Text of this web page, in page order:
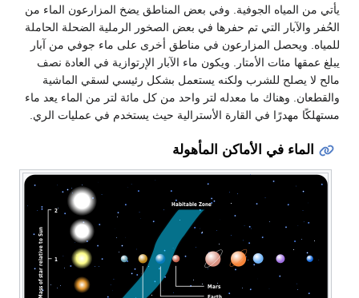
يأتي من المياه الجوفية. وفي بعض المناطق يضخ المزارعون الماء من
الحُفر والآبار التي تم حفرها في بعض الصخور الرملية الضحلة الحاملة
للمياه. ويحصل المزارعون في مناطق أخرى على ماء جوفي من آبار
يبلغ عمقها مئات الأمتار. ويكون ماء الآبار الإرتوازية في العادة نصف
مالح لا يصلح للشرب ولكنه يستعمل بشكل رئيسي لسقي الماشية
والقطعان. وهناك ما معدله لتر واحد من كل مائة لتر من الماء يعد ماء
مستهلكًا مهدرًا في القارة الأسترالية حيث يستخدم في عمليات الري.
الماء في الأماكن المأهولة
الأرض